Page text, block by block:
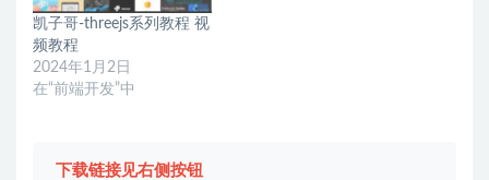
凯子哥-threejs系列教程 视
频教程
2024年1月2日
在“前端开发”中
下载链接见右侧按钮